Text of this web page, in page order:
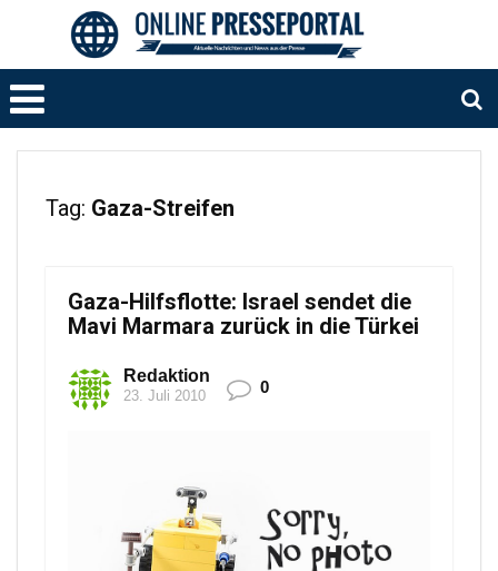
Tag: Gaza-Streifen
Gaza-Hilfsflotte: Israel sendet die
Mavi Marmara zurück in die Türkei
Redaktion
23. Juli 2010 0